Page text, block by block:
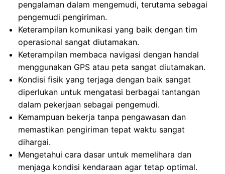
pengalaman dalam mengemudi, terutama sebagai
pengemudi pengiriman.
Keterampilan komunikasi yang baik dengan tim
operasional sangat diutamakan.
Keterampilan membaca navigasi dengan handal
menggunakan GPS atau peta sangat diutamakan.
Kondisi fisik yang terjaga dengan baik sangat
diperlukan untuk mengatasi berbagai tantangan
dalam pekerjaan sebagai pengemudi.
Kemampuan bekerja tanpa pengawasan dan
memastikan pengiriman tepat waktu sangat
dihargai.
Mengetahui cara dasar untuk memelihara dan
menjaga kondisi kendaraan agar tetap optimal.